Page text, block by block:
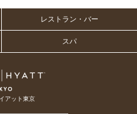
レストラン・バー
スパ
アット東京